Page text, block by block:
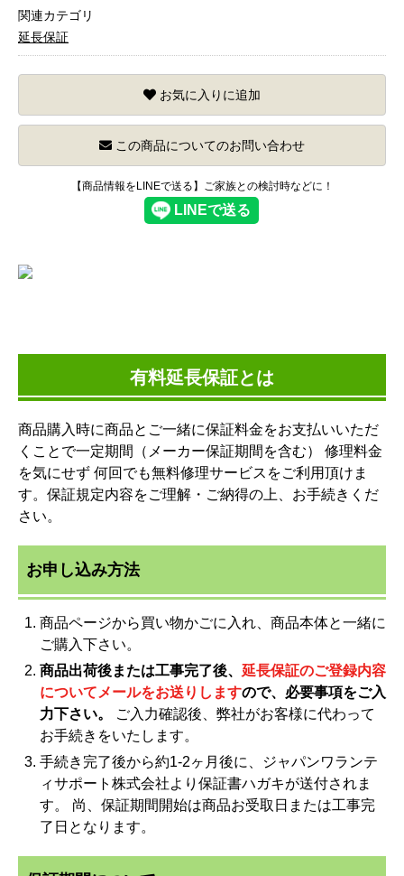
関連カテゴリ
延長保証
お気に入りに追加
この商品についてのお問い合わせ
【商品情報をLINEで送る】ご家族との検討時などに！
有料延長保証とは
商品購入時に商品とご一緒に保証料金をお支払いいただ
くことで一定期間（メーカー保証期間を含む） 修理料金
を気にせず 何回でも無料修理サービスをご利用頂けま
す。保証規定内容をご理解・ご納得の上、お手続きくだ
さい。
お申し込み方法
商品ページから買い物かごに入れ、商品本体と一緒に
ご購入下さい。
商品出荷後または工事完了後、 延長保証のご登録内容
についてメールをお送りしますので、必要事項をご入
力下さい。
ご入力確認後、弊社がお客様に代わって
お手続きをいたします。
手続き完了後から約1-2ヶ月後に、ジャパンワランテ
ィサポート株式会社より保証書ハガキが送付されま
す。 尚、保証期間開始は商品お受取日または工事完
了日となります。